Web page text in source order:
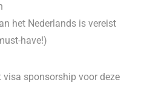
het Nederlands is vereist
have!)
visa sponsorship voor deze